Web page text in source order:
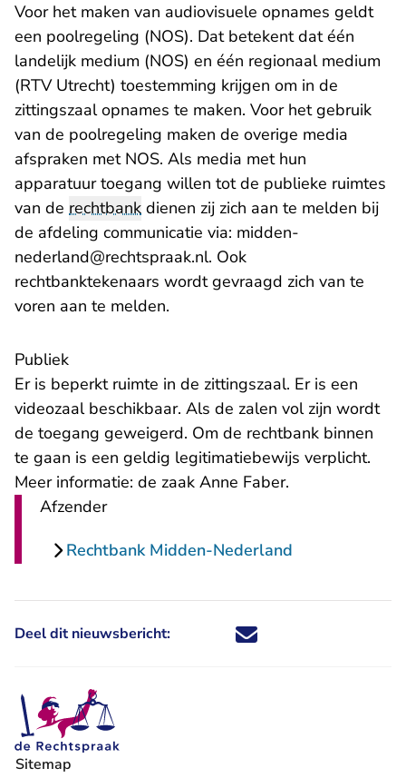
Voor het maken van audiovisuele opnames geldt
een poolregeling (NOS). Dat betekent dat één
landelijk medium (NOS) en één regionaal medium
(RTV Utrecht) toestemming krijgen om in de
zittingszaal opnames te maken. Voor het gebruik
van de poolregeling maken de overige media
afspraken met NOS. Als media met hun
apparatuur toegang willen tot de publieke ruimtes
van de rechtbank dienen zij zich aan te melden bij
de afdeling communicatie via: midden-
nederland@rechtspraak.nl. Ook
rechtbanktekenaars wordt gevraagd zich van te
voren aan te melden.
Publiek
Er is beperkt ruimte in de zittingszaal. Er is een
videozaal beschikbaar. Als de zalen vol zijn wordt
de toegang geweigerd. Om de rechtbank binnen
te gaan is een geldig legitimatiebewijs verplicht.
Meer informatie: de zaak Anne Faber.
Afzender
Rechtbank Midden-Nederland
Deel dit nieuwsbericht: Deel dit nieuwsbericht via X -
Deel dit nieuwsbericht via
Deel dit nieuwsbericht
Deel dit
Sitemap